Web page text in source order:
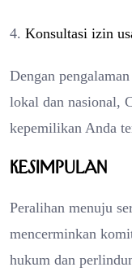
4. Konsultasi izin
Dengan
lokal dan nasional,
kepemilikan Anda
Kesimpulan
Peralihan menuju
mencerminkan
hukum dan